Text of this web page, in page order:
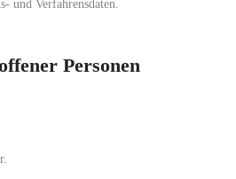
und Verfahrensdaten.
Personen